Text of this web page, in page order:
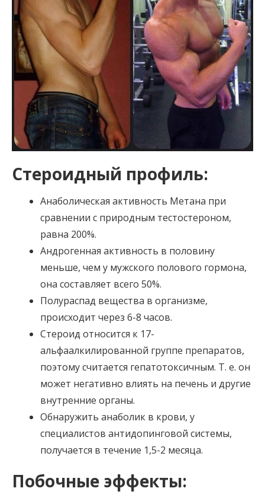
Стероидный профиль:
Анаболическая активность Метана при
сравнении с природным тестостероном,
равна 200%.
Андрогенная активность в половину
меньше, чем у мужского полового гормона,
она составляет всего 50%.
Полураспад вещества в организме,
происходит через 6-8 часов.
Стероид относится к 17-
альфаалкилированной группе препаратов,
поэтому считается гепатотоксичным. Т. е. он
может негативно влиять на печень и другие
внутренние органы.
Обнаружить анаболик в крови, у
специалистов антидопинговой системы,
получается в течение 1,5-2 месяца.
Побочные эффекты: